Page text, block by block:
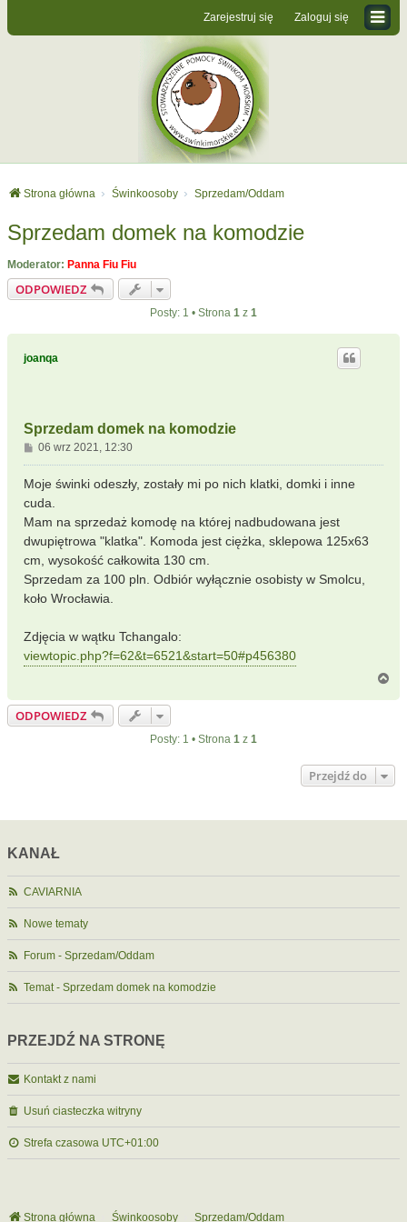
Zaloguj się
Zarejestruj się
Strona główna Świnkoosoby Sprzedam/Oddam
Sprzedam domek na komodzie
Moderator: Panna Fiu Fiu
ODPOWIEDZ
Posty: 1 • Strona 1 z 1
joanqa
Sprzedam domek na komodzie
P
o
s
06 wrz 2021, 12:30
Moje świnki odeszły, zostały mi po nich klatki, domki i inne
cuda.
Mam na sprzedaż komodę na której nadbudowana jest
dwupiętrowa "klatka". Komoda jest ciężka, sklepowa 125x63
cm, wysokość całkowita 130 cm.
Sprzedam za 100 pln. Odbiór wyłącznie osobisty w Smolcu,
koło Wrocławia.
Zdjęcia w wątku Tchangalo:
viewtopic.php?f=62&t=6521&start=50#p456380
ODPOWIEDZ
Posty: 1 • Strona 1 z 1
Przejdź do
KANAŁ
CAVIARNIA
Nowe tematy
Forum - Sprzedam/Oddam
Temat - Sprzedam domek na komodzie
PRZEJDŹ NA STRONĘ
Kontakt z nami
Usuń ciasteczka witryny
Strefa czasowa UTC+01:00
Strona główna Świnkoosoby Sprzedam/Oddam